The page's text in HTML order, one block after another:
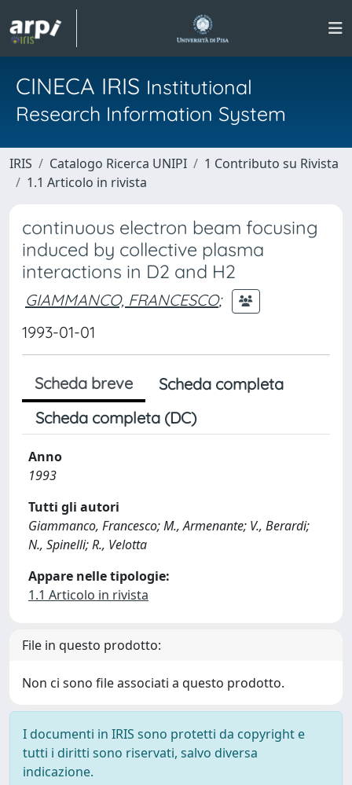
CINECA IRIS Institutional
Research Information System
IRIS Catalogo Ricerca UNIPI
1 Contributo su Rivista
1.1 Articolo in rivista
continuous electron beam focusing
induced by collective plasma
interactions in D2 and H2
GIAMMANCO, FRANCESCO;
1993-01-01
Scheda breve
Scheda completa
Scheda completa (DC)
Anno
1993
Tutti gli autori
Giammanco, Francesco; M., Armenante; V., Berardi;
N., Spinelli; R., Velotta
Appare nelle tipologie:
1.1 Articolo in rivista
File in questo prodotto:
Non ci sono file associati a questo prodotto.
I documenti in IRIS sono protetti da copyright e
tutti i diritti sono riservati, salvo diversa
indicazione.